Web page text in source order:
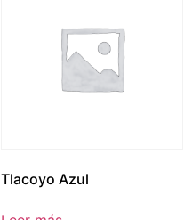
Tlacoyo Azul